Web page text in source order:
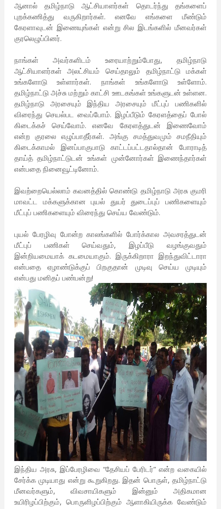
ஆனால் தமிழ்நாடு ஆட்சியாளர்கள் தொடர்ந்து தங்களைப்
புறக்கணித்து வருகிறார்கள். எனவே எங்களை மீண்டும்
கேரளாவுடன் இணையுங்கள் என்று சில இடங்களில் மீனவர்கள்
குரலெழுப்பினர்.
நாங்கள் அவர்களிடம் உரையாற்றும்போது, தமிழ்நாடு
ஆட்சியாளர்கள் அலட்சியம் செய்தாலும் தமிழ்நாட்டு மக்கள்
உங்களோடு உள்ளார்கள். நாங்கள் உங்களோடு உள்ளோம்.
தமிழ்நாட்டு அச்சு மற்றும் காட்சி ஊடகங்கள் உங்களுடன் உள்ளன.
தமிழ்நாடு அரசையும் இந்திய அரசையும் மீட்புப் பணிகளில்
விரைந்து செயல்பட வைப்போம். இழப்பீடும் கேரளத்தைப் போல்
கிடைக்கச் செய்வோம். எனவே கேரளத்துடன் இணைவோம்
என்ற குரலை எழுப்பாதீர்கள். அங்கு சமத்துவமும் சமநீதியும்
கிடைக்காமல் இனப்பாகுபாடு காட்டப்பட்டதால்தான் போராடித்
தாய்த் தமிழ்நாட்டுடன் உங்கள் முன்னோர்கள் இணைந்தார்கள்
என்பதை நினைவூட்டினோம்.
இவற்றையெல்லாம் கவனத்தில் கொண்டு தமிழ்நாடு அரசு குமரி
மாவட்ட மக்களுக்கான புயல் துயர் துடைப்புப் பணிகளையும்
மீட்புப் பணிகளையும் விரைந்து செய்ய வேண்டும்.
புயல் பேரழிவு போன்ற காலங்களில் போர்க்கால அவசரத்துடன்
மீட்புப் பணிகள் செய்வதும், இழப்பீடு வழங்குவதும்
இன்றியமையாக் கடமையாகும். இருக்கிறாரா இறந்துவிட்டாரா
என்பதை ஏழாண்டுக்குப் பிறகுதான் முடிவு செய்ய முடியும்
என்பது மனிதப் பண்பன்று!
இந்திய அரசு, இப்பேரழிவை “தேசியப் பேரிடர்” என்ற வகையில்
சேர்க்க முடியாது என்று கூறுகிறது. இதன் பொருள், தமிழ்நாட்டு
மீனவர்களும், விவசாயிகளும் இன்னும் அதிகமான
உயிரிழப்பிற்கும், பொருளிழப்பிற்கும் ஆளாகியிருக்க வேண்டும்